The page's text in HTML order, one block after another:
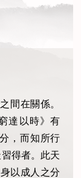
間在關係。
達以時》有
，而知所行
得者。此天
以成人之分